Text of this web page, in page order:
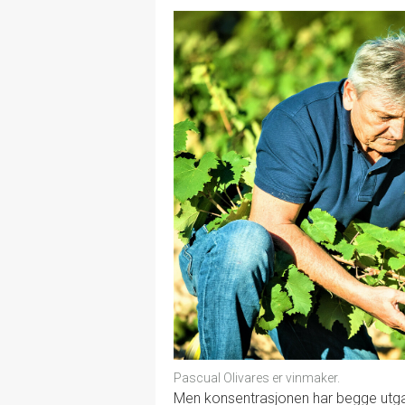
Pascual Olivares er vinmaker.
Men konsentrasjonen har begge